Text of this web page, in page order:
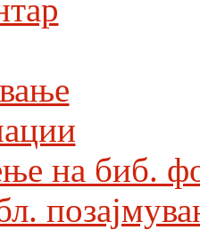
на биб.